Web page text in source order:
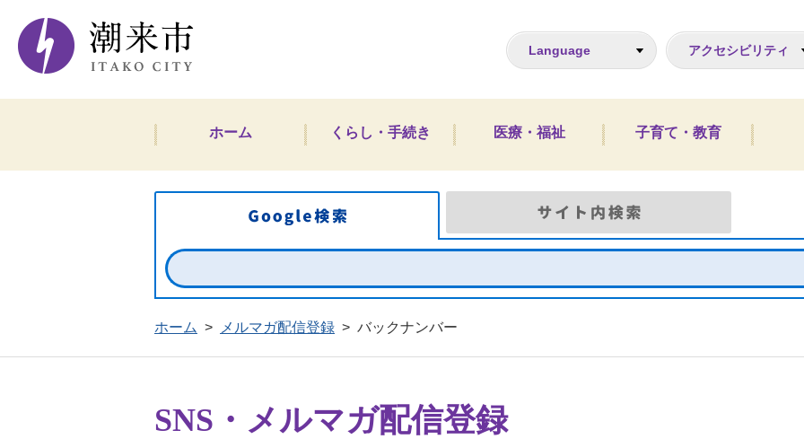
Language アクセシビリティ
ホーム くらし・手続き 医療・福祉 子育て・教育
Google検索
ホーム > メルマガ配信登録 > バックナンバー
SNS・メルマガ配信登録